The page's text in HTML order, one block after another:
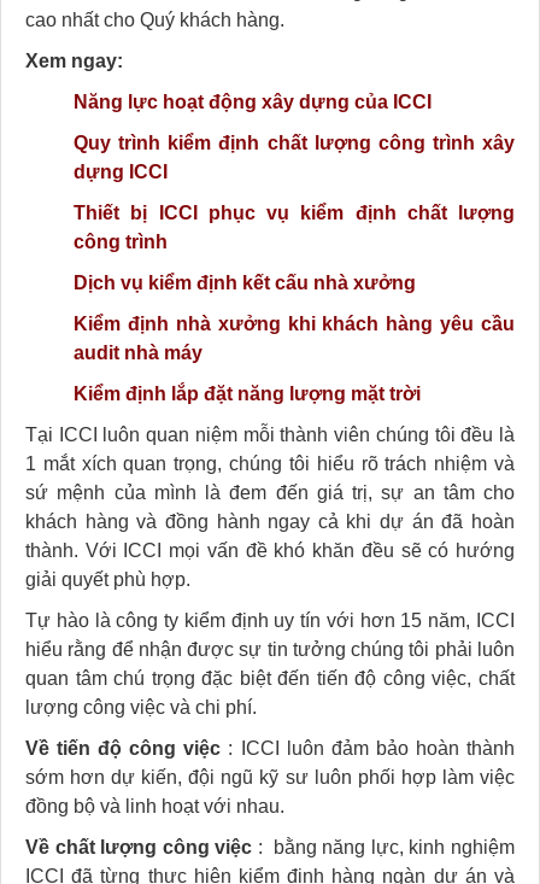
cao nhất cho Quý khách hàng.
Xem ngay:
Năng lực hoạt động xây dựng của ICCI
Quy trình kiểm định chất lượng công trình xây
dựng ICCI
Thiết bị ICCI phục vụ kiểm định chất lượng
công trình
Dịch vụ kiểm định kết cấu nhà xưởng
Kiểm định nhà xưởng khi khách hàng yêu cầu
audit nhà máy
Kiểm định lắp đặt năng lượng mặt trời
Tại ICCI luôn quan niệm mỗi thành viên chúng tôi đều là
1 mắt xích quan trọng, chúng tôi hiểu rõ trách nhiệm và
sứ mệnh của mình là đem đến giá trị, sự an tâm cho
khách hàng và đồng hành ngay cả khi dự án đã hoàn
thành. Với ICCI mọi vấn đề khó khăn đều sẽ có hướng
giải quyết phù hợp.
Tự hào là công ty kiểm định uy tín với hơn 15 năm, ICCI
hiểu rằng để nhận được sự tin tưởng chúng tôi phải luôn
quan tâm chú trọng đặc biệt đến tiến độ công việc, chất
lượng công việc và chi phí.
Về tiến độ công việc : ICCI luôn đảm bảo hoàn thành
sớm hơn dự kiến, đội ngũ kỹ sư luôn phối hợp làm việc
đồng bộ và linh hoạt với nhau.
Về chất lượng công việc : bằng năng lực, kinh nghiệm
ICCI đã từng thực hiện kiểm định hàng ngàn dự án và